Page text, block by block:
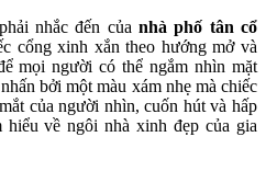
nhắc đến củanhà phố tân cổ
cổng xinh xắn theo hướng mở và
mọi người có thể ngắm nhìn mặt
bởi một màu xám nhẹ mà chiếc
của người nhìn, cuốn hút và hấp
về ngôi nhà xinh đẹp của gia